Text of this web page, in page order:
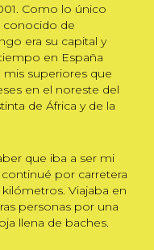
Como lo único
conocido de
era su capital y
en España
superiores que
en el noreste del
de África y de la
que iba a ser mi
por carretera
Viajaba en
personas por una
llena de baches.